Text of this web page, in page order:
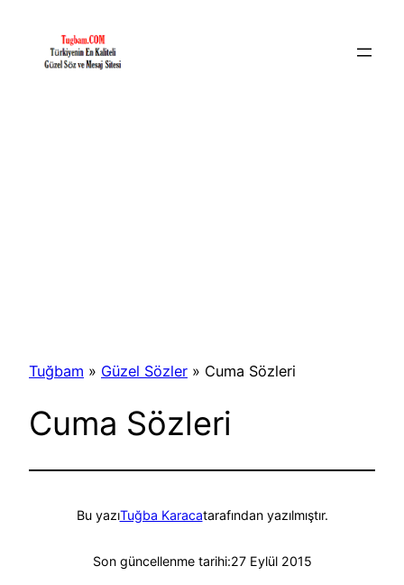
Tuğbam » Güzel Sözler » Cuma Sözleri
Cuma Sözleri
Bu yazıTuğba Karacatarafından yazılmıştır.
Son güncellenme tarihi:27 Eylül 2015